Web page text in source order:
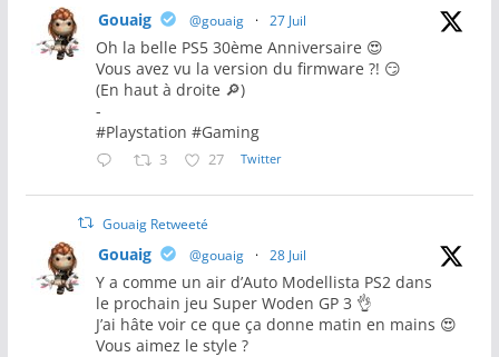
Gouaig @gouaig · 27 Juil
Oh la belle PS5 30ème Anniversaire 😍
Vous avez vu la version du firmware ?! 😏
(En haut à droite 🔎)
-
#Playstation #Gaming
3 27 Twitter
Gouaig Retweeté
Gouaig @gouaig · 28 Juil
Y a comme un air d’Auto Modellista PS2 dans
le prochain jeu Super Woden GP 3 👌
J’ai hâte voir ce que ça donne matin en mains 😍
Vous aimez le style ?